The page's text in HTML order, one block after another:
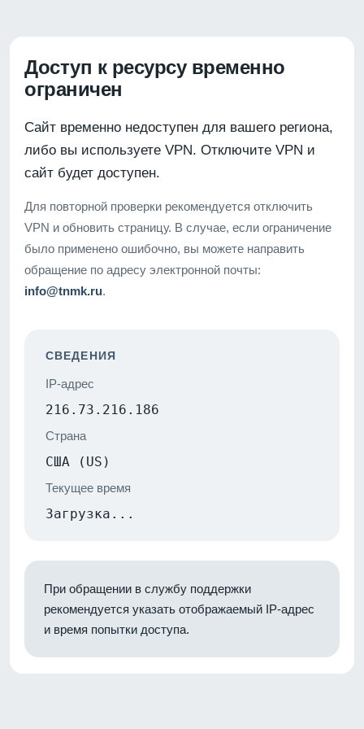
Доступ к ресурсу временно
ограничен
Сайт временно недоступен для вашего региона,
либо вы используете VPN. Отключите VPN и
сайт будет доступен.
Для повторной проверки рекомендуется отключить
VPN и обновить страницу. В случае, если ограничение
было применено ошибочно, вы можете направить
обращение по адресу электронной почты:
info@tnmk.ru.
СВЕДЕНИЯ
IP-адрес
216.73.216.186
Страна
США (US)
Текущее время
Загрузка...
При обращении в службу поддержки
рекомендуется указать отображаемый IP-адрес
и время попытки доступа.